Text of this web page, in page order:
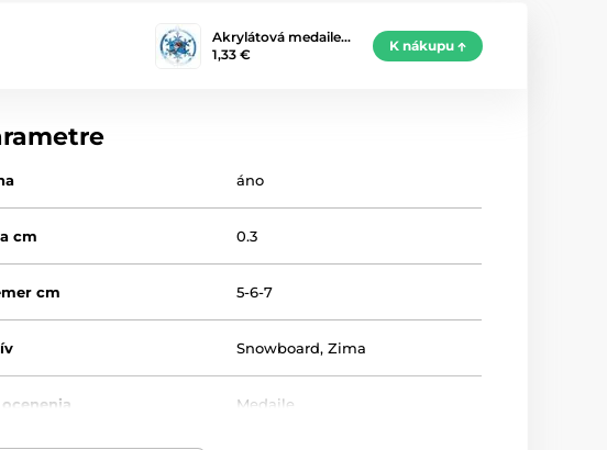
Akrylátová medaile…
1,33 €
K nákupu
áno
cm 0.3
cm 5-6-7
Snowboard,Zima
Medaile